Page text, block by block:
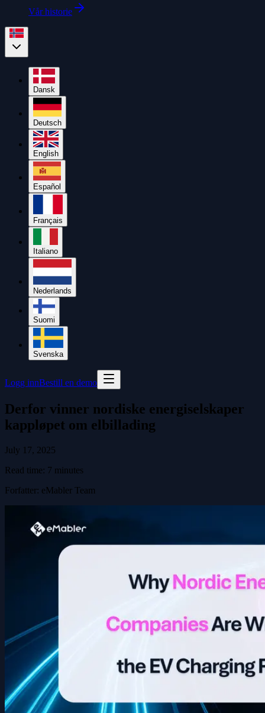
Vår historie
Dansk
Deutsch
English
Español
Français
Italiano
Nederlands
Suomi
Svenska
Logg innBestill en demo
Derfor vinner nordiske energiselskaper
kappløpet om elbillading
July 17, 2025
Read time: 7 minutes
Forfatter: eMabler Team